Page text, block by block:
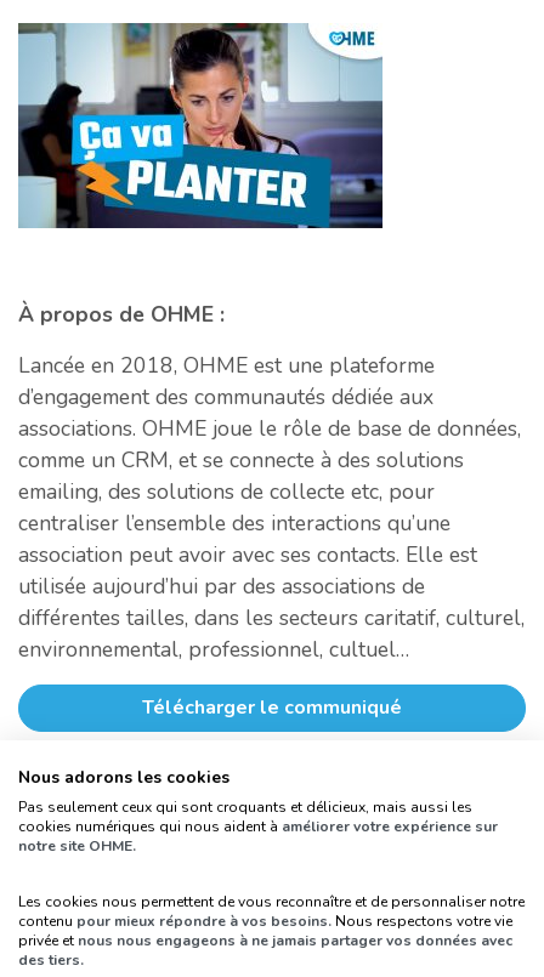
À propos de OHME :
Lancée en 2018, OHME est une plateforme
d’engagement des communautés dédiée aux
associations. OHME joue le rôle de base de données,
comme un CRM, et se connecte à des solutions
emailing, des solutions de collecte etc, pour
centraliser l’ensemble des interactions qu’une
association peut avoir avec ses contacts. Elle est
utilisée aujourd’hui par des associations de
différentes tailles, dans les secteurs caritatif, culturel,
environnemental, professionnel, cultuel…
Télécharger le communiqué
Revenir à l'espace presse
Nous adorons les cookies
Pas seulement ceux qui sont croquants et délicieux, mais aussi les
cookies numériques qui nous aident à améliorer votre expérience sur
notre site OHME.
Les cookies nous permettent de vous reconnaître et de personnaliser notre
contenu pour mieux répondre à vos besoins. Nous respectons votre vie
privée et nous nous engageons à ne jamais partager vos données avec
des tiers.